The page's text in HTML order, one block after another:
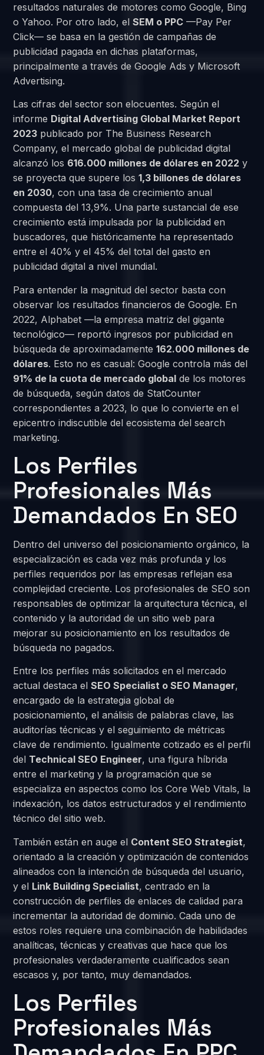
resultados naturales de motores como Google, Bing
o Yahoo. Por otro lado, elSEM o PPC —Pay Per
Click— se basa en la gestión de campañas de
publicidad pagada en dichas plataformas,
principalmente a través de Google Ads y Microsoft
Advertising.
Las cifras del sector son elocuentes. Según el
informe Digital Advertising Global Market Report
2023 publicado por The Business Research
Company, el mercado global de publicidad digital
alcanzó los 616.000 millones de dólares en 2022 y
se proyecta que supere los1,3 billones de dólares
en 2030, con una tasa de crecimiento anual
compuesta del 13,9%. Una parte sustancial de ese
crecimiento está impulsada por la publicidad en
buscadores, que históricamente ha representado
entre el 40% y el 45% del total del gasto en
publicidad digital a nivel mundial.
Para entender la magnitud del sector basta con
observar los resultados financieros de Google. En
2022, Alphabet —la empresa matriz del gigante
tecnológico— reportó ingresos por publicidad en
búsqueda de aproximadamente162.000 millones de
dólares. Esto no es casual: Google controla más del
91% de la cuota de mercado global de los motores
de búsqueda, según datos de StatCounter
correspondientes a 2023, lo que lo convierte en el
epicentro indiscutible del ecosistema del search
marketing.
Los Perfiles
Profesionales Más
Demandados En SEO
Dentro del universo del posicionamiento orgánico, la
especialización es cada vez más profunda y los
perfiles requeridos por las empresas reflejan esa
complejidad creciente. Los profesionales de SEO son
responsables de optimizar la arquitectura técnica, el
contenido y la autoridad de un sitio web para
mejorar su posicionamiento en los resultados de
búsqueda no pagados.
Entre los perfiles más solicitados en el mercado
actual destaca elSEO Specialist o SEO Manager,
encargado de la estrategia global de
posicionamiento, el análisis de palabras clave, las
auditorías técnicas y el seguimiento de métricas
clave de rendimiento. Igualmente cotizado es el perfil
del Technical SEO Engineer, una figura híbrida
entre el marketing y la programación que se
especializa en aspectos como los Core Web Vitals, la
indexación, los datos estructurados y el rendimiento
técnico del sitio web.
También están en auge el Content SEO Strategist,
orientado a la creación y optimización de contenidos
alineados con la intención de búsqueda del usuario,
y el Link Building Specialist, centrado en la
construcción de perfiles de enlaces de calidad para
incrementar la autoridad de dominio. Cada uno de
estos roles requiere una combinación de habilidades
analíticas, técnicas y creativas que hace que los
profesionales verdaderamente cualificados sean
escasos y, por tanto, muy demandados.
Los Perfiles
Profesionales Más